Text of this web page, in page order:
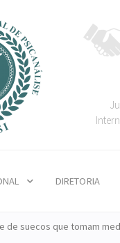
DIRETORIA
de suecos que tomam